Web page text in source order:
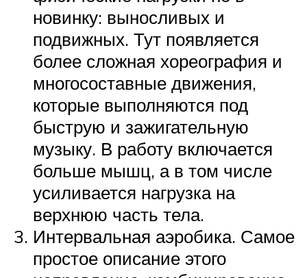
новинку: выносливых и
подвижных. Тут появляется
более сложная хореография и
многосоставные движения,
которые выполняются под
быструю и зажигательную
музыку. В работу включается
больше мышц, а в том числе
усиливается нагрузка на
верхнюю часть тела.
Интервальная аэробика. Самое
простое описание этого